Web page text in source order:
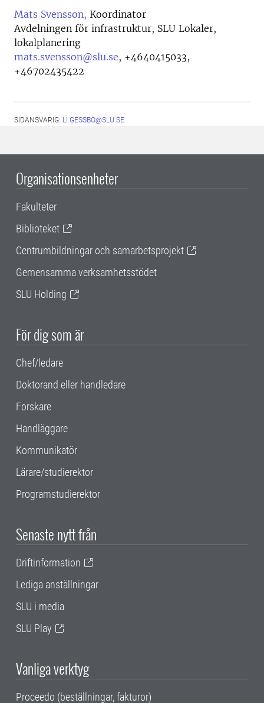
Mats Svensson, Koordinator
Avdelningen för infrastruktur, SLU Lokaler,
lokalplanering
mats.svensson@slu.se, +4640415033,
+46702435422
SIDANSVARIG: LI.GESSBO@SLU.SE
Organisationsenheter
Fakulteter
Biblioteket
Centrumbildningar och samarbetsprojekt
Gemensamma verksamhetsstödet
SLU Holding
För dig som är
Chef/ledare
Doktorand eller handledare
Forskare
Handläggare
Kommunikatör
Lärare/studierektor
Programstudierektor
Senaste nytt från
Driftinformation
Lediga anställningar
SLU i media
SLU Play
Vanliga verktyg
Proceedo (beställningar, fakturor)